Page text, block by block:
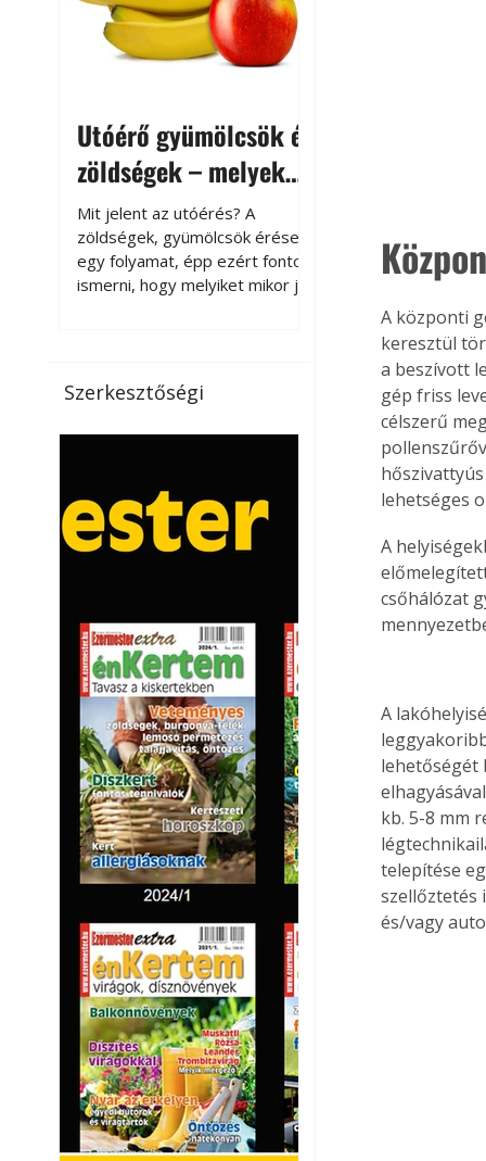
Utóérő gyümölcsök és
zöldségek – melyek
érnek tovább leszedés
után?
Mit jelent az utóérés? A
zöldségek, gyümölcsök érése
egy folyamat, épp ezért fontos
ismerni, hogy melyiket mikor jó
paradicsomot sokszor
gazdasági érettségben, azaz
Utóérik eközben, de nem lesz
olyan ízű, mint amit a saját
kertünkben, biológiai
tárolható h
Szerkesztőségi
A központi
keresztül
a beszívott
gép friss
célszerű
lehetséges
A
csőhálózat
A
lehetőségét
kb. 5-8 mm
telepítése
szellőztetés
és/vagy